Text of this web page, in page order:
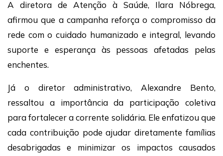
A diretora de Atenção à Saúde, Ilara Nóbrega,
afirmou que a campanha reforça o compromisso da
rede com o cuidado humanizado e integral, levando
suporte e esperança às pessoas afetadas pelas
enchentes.
Já o diretor administrativo, Alexandre Bento,
ressaltou a importância da participação coletiva
para fortalecer a corrente solidária. Ele enfatizou que
cada contribuição pode ajudar diretamente famílias
desabrigadas e minimizar os impactos causados